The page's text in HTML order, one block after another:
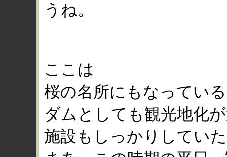
うね。
ここは
桜の名所にもなってい
ダムとしても観光地化
施設もしっかりしてい